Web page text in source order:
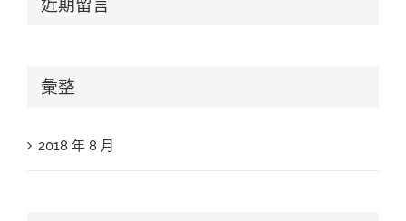
近期留言
彙整
2018 年 8 月